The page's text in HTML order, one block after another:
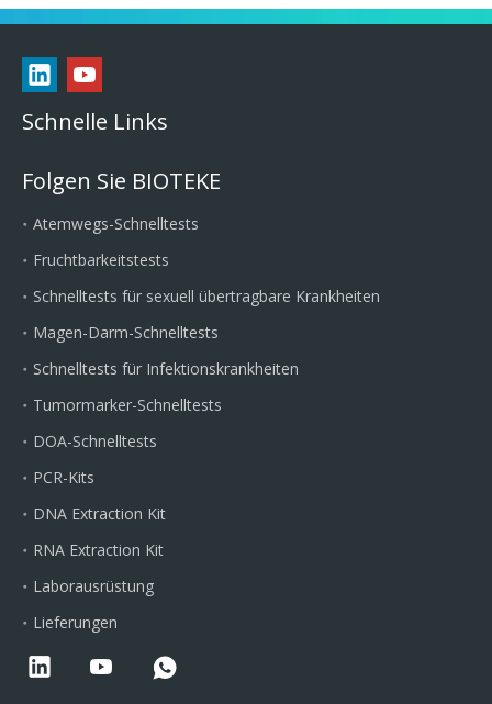
Schnelle Links
Folgen Sie BIOTEKE
Atemwegs-Schnelltests
Fruchtbarkeitstests
Schnelltests für sexuell übertragbare Krankheiten
Magen-Darm-Schnelltests
Schnelltests für Infektionskrankheiten
Tumormarker-Schnelltests
DOA-Schnelltests
PCR-Kits
DNA Extraction Kit
RNA Extraction Kit
Laborausrüstung
Lieferungen